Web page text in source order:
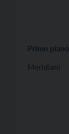
Primo piano
Meridiani